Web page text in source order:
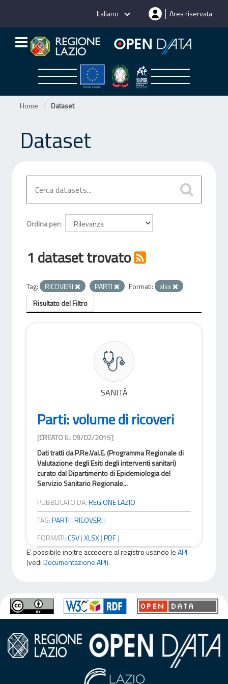
Italiano Area riservata
Home Dataset
Dataset
Ordina per
1 dataset trovato
Tag: RICOVERI PARTI Formati:
xlsx
Risultato del Filtro
SANITÀ
Parti: volume di ricoveri
[CREATO IL: 09/02/2015]
Dati tratti da P.Re.Val.E. (Programma Regionale di
Valutazione degli Esiti degli interventi sanitari)
curato dal Dipartimento di Epidemiologia del
Servizio Sanitario Regionale...
PUBBLICATO DA:REGIONE LAZIO
TAG:PARTI |RICOVERI |
FORMATI:CSV|XLSX|PDF|
E' possibile inoltre accedere al registro usando leAPI
(vediDocumentazione API).